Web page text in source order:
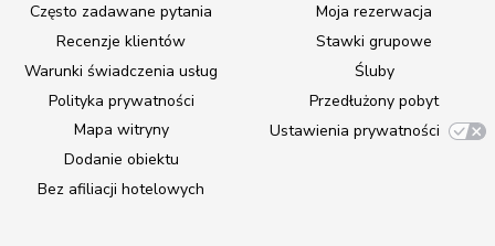
Często zadawane pytania
Recenzje klientów
Warunki świadczenia usług
Polityka prywatności
Mapa witryny
Dodanie obiektu
Bez afiliacji hotelowych
Moja rezerwacja
Stawki grupowe
Śluby
Przedłużony pobyt
Ustawienia prywatności